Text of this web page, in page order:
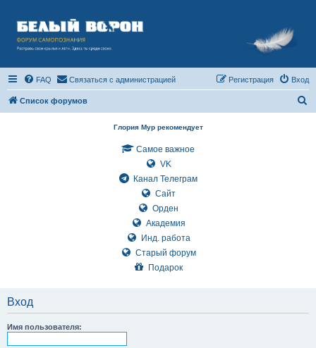
FAQ Связаться с администрацией Вход
Регистрация
Список форумов
Глория Мур рекомендует
Самое важное
VK
Канал Телеграм
Сайт
Орден
Академия
Инд. работа
Старый форум
Подарок
Вход
Имя пользователя: